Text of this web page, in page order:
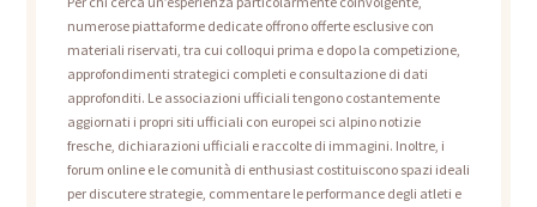
numerose piattaforme dedicate offrono offerte esclusive con
materiali riservati, tra cui colloqui prima e dopo la competizione,
approfondimenti strategici completi e consultazione di dati
approfonditi. Le associazioni ufficiali tengono costantemente
aggiornati i propri siti ufficiali con europei sci alpino notizie
fresche, dichiarazioni ufficiali e raccolte di immagini. Inoltre, i
forum online e le comunità di enthusiast costituiscono spazi ideali
per discutere strategie, commentare le performance degli atleti e